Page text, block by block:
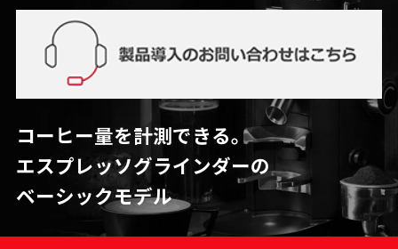
コーヒー量を計測できる。
エスプレッソグラインダーの
ベーシックモデル